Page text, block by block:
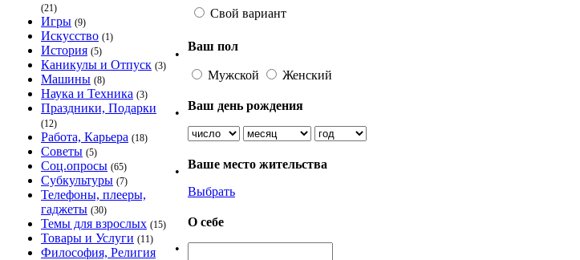
(21)
Игры (9)
Искусство (1)
История (5)
Каникулы и Отпуск (3)
Машины (8)
Наука и Техника (3)
Праздники, Подарки
(12)
Работа, Карьера (18)
Советы (5)
Соц.опросы (65)
Субкультуры (7)
Телефоны, плееры,
гаджеты (30)
Темы для взрослых (15)
Товары и Услуги (11)
Философия, Религия
Свой вариант
•
Ваш пол
Мужской Женский
•
Ваш день рождения
•
Ваше место жительства
Выбрать
•
О себе